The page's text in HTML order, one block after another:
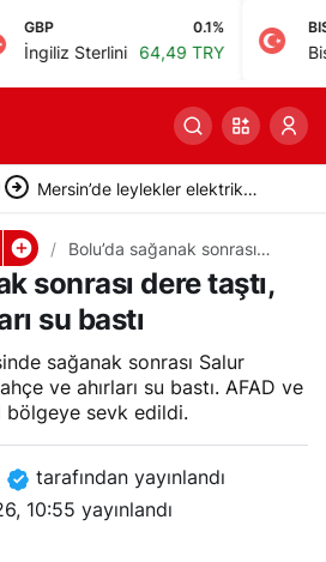
Sterlini 64,49 TRY
BIST
Bist 100
Klima sayısı ve elektrik tüketimi
Bolu’da sağanak sonrası
dere taştı, bahçe ve ahırları
su bastı
sonrası dere taştı,
su bastı
sağanak sonrası Salur
ve ahırları su bastı. AFAD ve
bölgeye sevk edildi.
tarafından yayınlandı
10:55 yayınlandı
0 Paylaş